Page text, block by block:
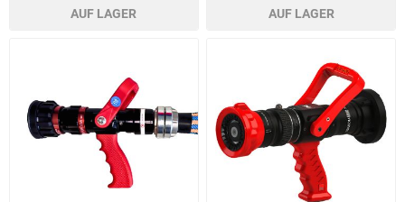
AUF LAGER AUF LAGER